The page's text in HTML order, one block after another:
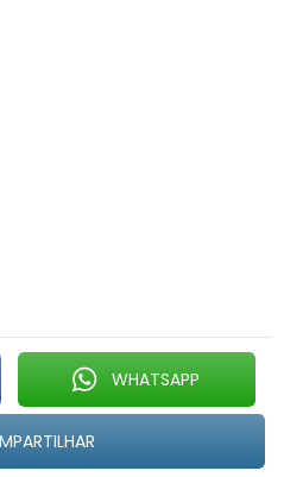
WHATSAPP